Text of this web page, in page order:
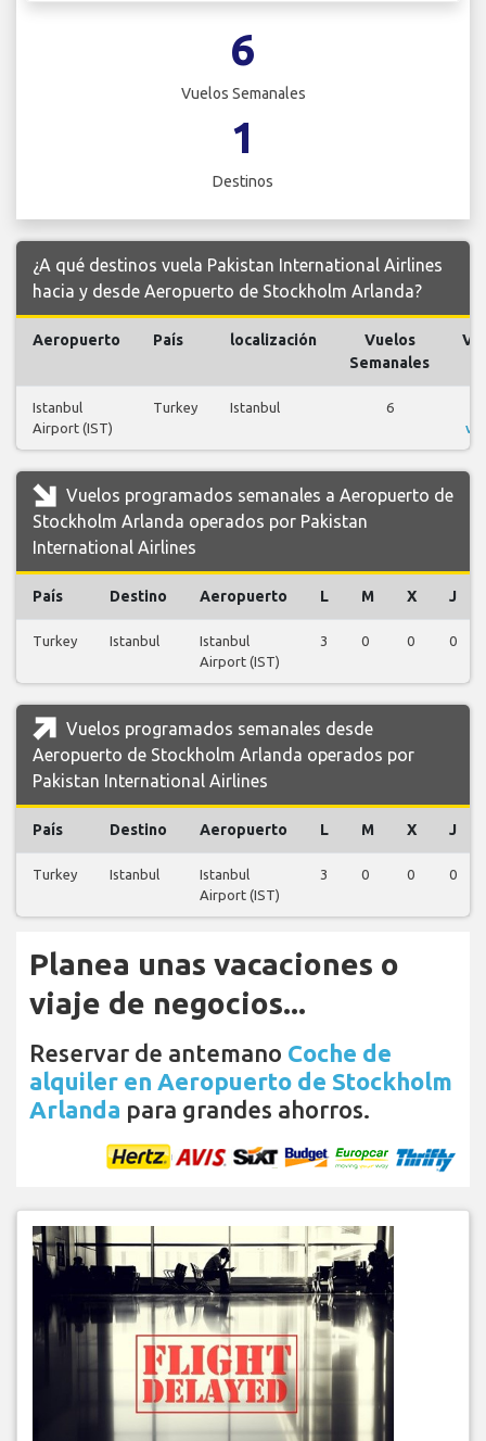
6
Vuelos Semanales
1
Destinos
¿A qué destinos vuela Pakistan International Airlines
hacia y desde Aeropuerto de Stockholm Arlanda?
Aeropuerto País localización
Vuelos
Semanales
Istanbul
Airport (IST)
Turkey Istanbul 6
Vuelos programados semanales a Aeropuerto de
Stockholm Arlanda operados por Pakistan
International Airlines
País Destino Aeropuerto L M X J
Turkey Istanbul
Istanbul
Airport (IST)
3 0 0 0
Vuelos programados semanales desde
Aeropuerto de Stockholm Arlanda operados por
Pakistan International Airlines
País Destino Aeropuerto L M X J
Turkey Istanbul
Istanbul
Airport (IST)
3 0 0 0
Planea unas vacaciones o
viaje de negocios...
Reservar de antemano Coche de
alquiler en Aeropuerto de Stockholm
Arlanda para grandes ahorros.